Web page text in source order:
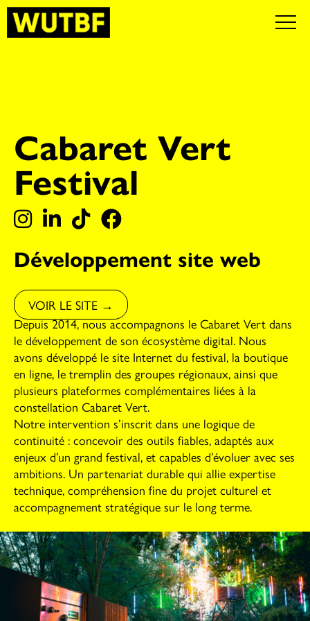
Cabaret Vert
Festival
Développement site web
VOIR LE SITE →
Depuis 2014, nous accompagnons le Cabaret Vert dans
le développement de son écosystème digital. Nous
avons développé le site Internet du festival, la boutique
en ligne, le tremplin des groupes régionaux, ainsi que
plusieurs plateformes complémentaires liées à la
constellation Cabaret Vert.
Notre intervention s’inscrit dans une logique de
continuité : concevoir des outils fiables, adaptés aux
enjeux d’un grand festival, et capables d’évoluer avec ses
ambitions. Un partenariat durable qui allie expertise
technique, compréhension fine du projet culturel et
accompagnement stratégique sur le long terme.